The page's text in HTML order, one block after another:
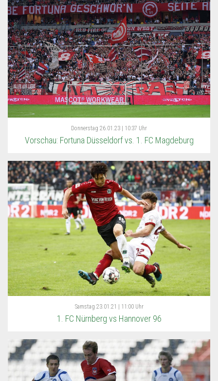
Donnerstag 26.01.23 | 10:37 Uhr
Vorschau: Fortuna Düsseldorf vs. 1. FC Magdeburg
Samstag 23.01.21 | 11:00 Uhr
1. FC Nürnberg vs Hannover 96